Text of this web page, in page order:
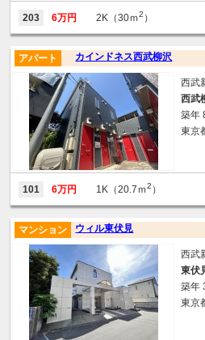
203 6万円 2K（30ｍ2 ）
カインドネス西武柳沢
アパート
西武
西武
築年
東京
101 6万円 1K（20.7ｍ2 ）
ウィル東伏見
マンション
西武
東伏
築年
東京